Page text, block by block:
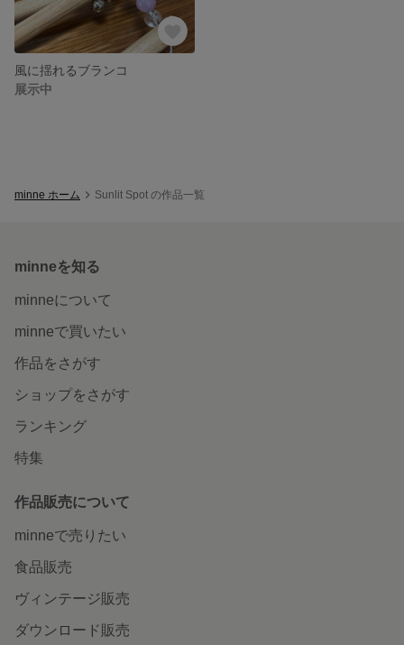
風に揺れるブランコ
展示中
minne ホーム Sunlit Spot の作品一覧
minneを知る
minneについて
minneで買いたい
作品をさがす
ショップをさがす
ランキング
特集
作品販売について
minneで売りたい
食品販売
ヴィンテージ販売
ダウンロード販売